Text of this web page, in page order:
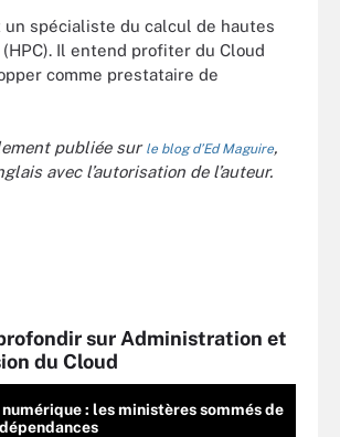
un spécialiste du calcul de hautes
Il entend profiter du Cloud
comme prestataire de
publiée sur le blog d’Ed Maguire,
avec l’autorisation de l’auteur.
sur Administration et
du Cloud
: les ministères sommés de